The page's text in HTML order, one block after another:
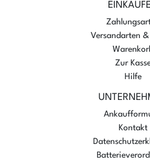
Versandarten &
Zur
Hilfe
Kontakt